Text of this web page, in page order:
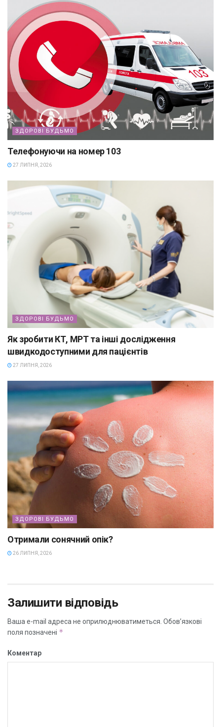
ЗДОРОВІ БУДЬМО
Телефонуючи на номер 103
27 ЛИПНЯ, 2026
ЗДОРОВІ БУДЬМО
Як зробити КТ, МРТ та інші дослідження
швидкодоступними для пацієнтів
27 ЛИПНЯ, 2026
ЗДОРОВІ БУДЬМО
Отримали сонячний опік?
26 ЛИПНЯ, 2026
Залишити відповідь
Ваша e-mail адреса не оприлюднюватиметься. Обов’язкові
поля позначені *
Коментар